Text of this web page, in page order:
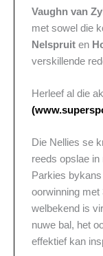
Vaughn van Zyl
met sowel die
Nelspruit en
verskillende
Herleef al die
Die Nellies se
reeds opslae
Parkies
oorwinning met
welbekend is
nuwe bal, het
effektief kan